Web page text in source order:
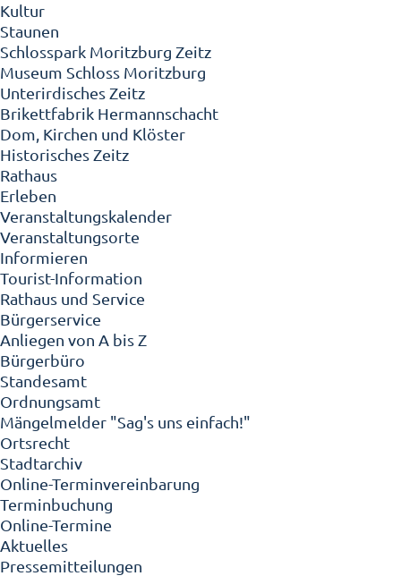
Kultur
Staunen
Schlosspark Moritzburg Zeitz
Museum Schloss Moritzburg
Unterirdisches Zeitz
Brikettfabrik Hermannschacht
Dom, Kirchen und Klöster
Historisches Zeitz
Rathaus
Erleben
Veranstaltungskalender
Veranstaltungsorte
Informieren
Tourist-Information
Rathaus und Service
Bürgerservice
Anliegen von A bis Z
Bürgerbüro
Standesamt
Ordnungsamt
Mängelmelder "Sag's uns einfach!"
Ortsrecht
Stadtarchiv
Online-Terminvereinbarung
Terminbuchung
Online-Termine
Aktuelles
Pressemitteilungen